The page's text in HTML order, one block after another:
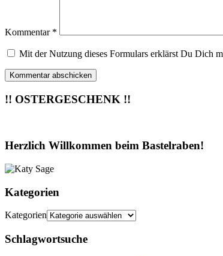
Kommentar *
Mit der Nutzung dieses Formulars erklärst Du Dich
!! OSTERGESCHENK !!
Herzlich Willkommen beim Bastelraben!
Kategorien
Kategorien
Schlagwortsuche